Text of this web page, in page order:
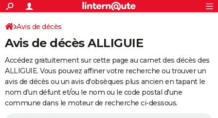
ACTUALITÉS
Politique
Société
Faits Divers
Education
Monde
Villes
+
SPORT
Coupe du monde 2026
Football
Tennis
Cyclisme
Rugby
Forum
Programme TV
TNT
Streaming
Cinéma
Sorties cinéma
Musique
+
FINANCE
Retraite
Epargne
Immobilier
Risques naturels par ville
Banque
Assurance
AUTO
Essais
Réserver un essai
Citadines
Berlines
SUV
Forum auto
+
Avis de décès
Avis de décès ALLIGUIE
Accédez gratuitement sur cette page au carnet des décès des
ALLIGUIE. Vous pouvez affiner votre recherche ou trouver un
avis de décès ou un avis d'obsèques plus ancien en tapant le
nom d'un défunt et/ou le nom ou le code postal d'une
commune dans le moteur de recherche ci-dessous.